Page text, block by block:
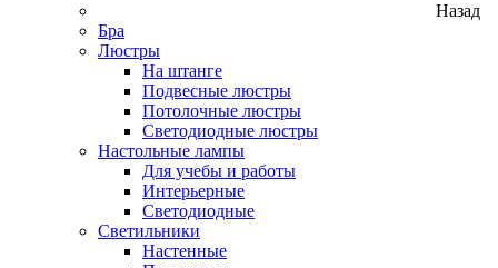
Назад
Бра
Люстры
На штанге
Подвесные люстры
Потолочные люстры
Светодиодные люстры
Настольные лампы
Для учебы и работы
Интерьерные
Светодиодные
Светильники
Настенные